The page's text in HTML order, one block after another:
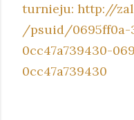
turnieju: http://
/psuid/0695ff0a-
0cc47a739430-
0cc47a739430